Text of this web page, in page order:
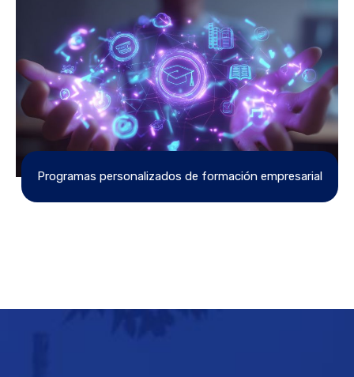
Programas personalizados de formación empresarial